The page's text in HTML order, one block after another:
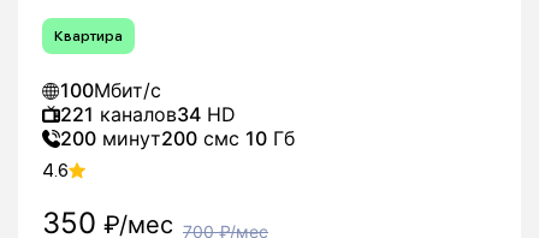
Квартира
100Мбит/с
221 каналов34 HD
200 минут200 смс 10 Гб
4.6
350 ₽/мес 700₽/мес